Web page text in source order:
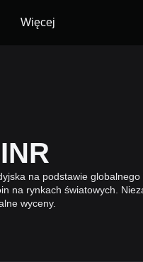
Więcej
na podstawie
na rynkach światowych.
wyceny.